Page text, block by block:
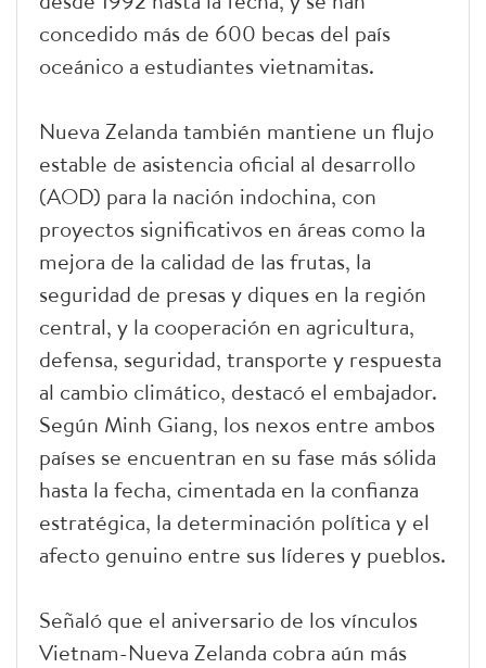
concedido más de 600 becas del país
oceánico a estudiantes vietnamitas.
Nueva Zelanda también mantiene un flujo
estable de asistencia oficial al desarrollo
(AOD) para la nación indochina, con
proyectos significativos en áreas como la
mejora de la calidad de las frutas, la
seguridad de presas y diques en la región
central, y la cooperación en agricultura,
defensa, seguridad, transporte y respuesta
al cambio climático, destacó el embajador.
Según Minh Giang, los nexos entre ambos
países se encuentran en su fase más sólida
hasta la fecha, cimentada en la confianza
estratégica, la determinación política y el
afecto genuino entre sus líderes y pueblos.
Señaló que el aniversario de los vínculos
Vietnam-Nueva Zelanda cobra aún más